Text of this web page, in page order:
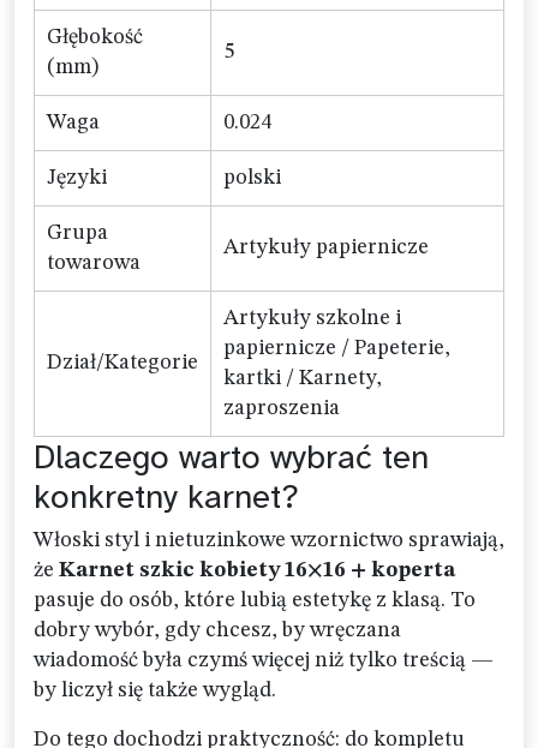
Głębokość
(mm)
5
Waga 0.024
Języki polski
Grupa
towarowa
Artykuły papiernicze
Dział/Kategorie
Artykuły szkolne i
papiernicze / Papeterie,
kartki / Karnety,
zaproszenia
Dlaczego warto wybrać ten
konkretny karnet?
Włoski styl i nietuzinkowe wzornictwo sprawiają,
że Karnet szkic kobiety 16×16 + koperta
pasuje do osób, które lubią estetykę z klasą. To
dobry wybór, gdy chcesz, by wręczana
wiadomość była czymś więcej niż tylko treścią —
by liczył się także wygląd.
Do tego dochodzi praktyczność: do kompletu